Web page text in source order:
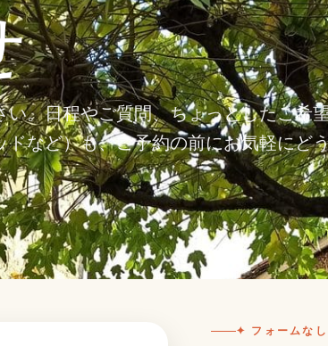
。日程やご質問、ちょっとしたご希
など）も、ご予約の前にお気軽にど
✦ フォームなし